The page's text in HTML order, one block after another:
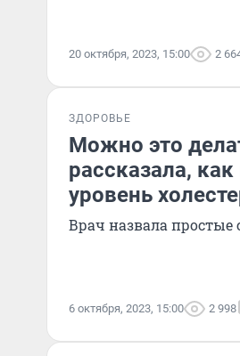
20 октября, 2023, 15:00 2
ЗДОРОВЬЕ
Можно это
рассказала,
уровень
Врач назвала простые
6 октября, 2023, 15:00 2 998